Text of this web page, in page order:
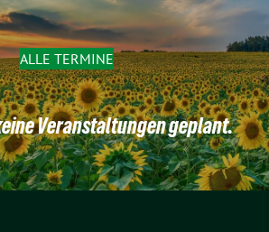
ALLE TERMINE
Veranstaltungen geplant.